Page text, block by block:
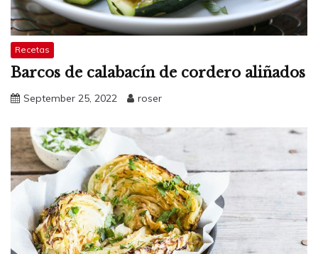
Recetas
Barcos de calabacín de cordero aliñados
September 25, 2022 roser